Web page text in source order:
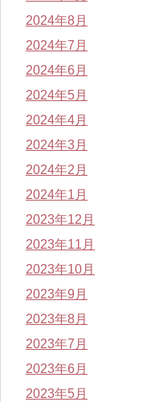
2024年8月
2024年7月
2024年6月
2024年5月
2024年4月
2024年3月
2024年2月
2024年1月
2023年12月
2023年11月
2023年10月
2023年9月
2023年8月
2023年7月
2023年6月
2023年5月